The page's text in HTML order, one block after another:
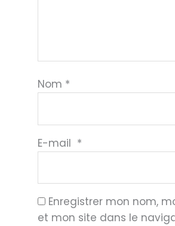
Nom *
E-mail *
Enregistrer mon nom,
et mon site dans le